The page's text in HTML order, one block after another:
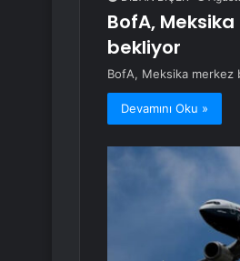
BofA,
bekliyor
BofA, Meksika merkez
Devamını Oku »